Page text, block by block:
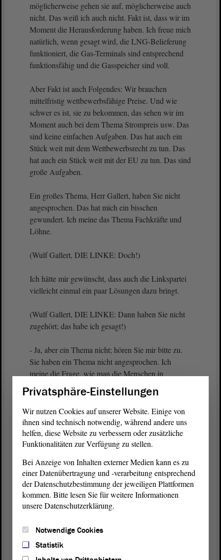
möglicherweise gehen sie auf, möglicherweise auch
nicht. Das weiß ich auch nicht. Fakt ist, dass wir im
Moment die Herausforderung haben. Ich freue mich
natürlich, wenn gesagt wird, die LNG-Belieferung
funktioniert, die Gas-Terminals sind entsprechend
funktionsfähig und die Gasspeicher sind voll.
Aber Fakt ist auch Folgendes: Wir brauchen
mittelfristig wettbewerbsfähige Preise. Und wie
schwer es ist, sie zu bekommen, das sehen wir im
Moment auch bei dem Thema Strompreis usw. Das
sind keine einfachen Aufgaben. Das hat auch ein
Stück weit mit dem Wettbewerbsrecht zu tun. Das
hat auch ein Stück weit mit der EU zu tun. Das sind
große Aufgaben.
Ein großes Thema, Herr Gallert, haben Sie nicht
angesprochen. Das hat mich ein bisschen
gewundert. Ich meine das Thema Fachkräfte und
Löhne.
(Wulf Gallert, DIE LINKE: Doch!)
Ich hätte mir gewünscht, dass auch die Linkspartei
vielleicht einmal ein paar Lösungen dazu bringt.
(Wulf Gallert, DIE LINKE: Dann haben Sie nicht
zugehört; das habe ich gesagt!)
- Ja, aber ein Thema nicht; hören Sie mir bitte zu.
Sie haben ein Thema nicht angesprochen. Ich
meine die Frage, wie man die Menschen in
Deutschland, die arbeitsfähig sind, auch in Arbeit
bekommt.
(Zustimmung bei der CDU)
Das gilt im Übrigen - es ist wichtig, dass das hier
Deutschland geboren worden sind, genauso wie für
Menschen, die nach Deutschland einwandern. Wir
müssen die Arbeitsfähigen, die im Moment aus
verschiedenen Gründen nicht arbeiten, mehr in
Aufgabe. Dadurch spart der
Privatsphäre-Einstellungen
Wir nutzen Cookies auf unserer Website. Einige von
ihnen sind technisch notwendig, während andere uns
helfen, diese Website zu verbessern oder zusätzliche
Funktionalitäten zur Verfügung zu stellen.
Bei Anzeige von Inhalten externer Medien kann es zu
einer Datenübertragung und -verarbeitung entsprechend
der Datenschutzbestimmung der jeweiligen Plattformen
kommen. Bitte lesen Sie für weitere Informationen
unsere Datenschutzerklärung.
Notwendige Cookies
Statistik